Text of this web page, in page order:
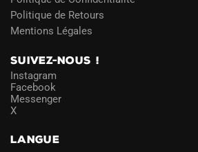
Politique de Retours
Mentions Légales
SUIVEZ-NOUS !
Instagram
Facebook
Messenger
X
LANGUE